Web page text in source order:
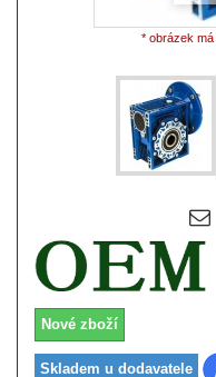
* obrázek
Nové zboží
Skladem u dodavatele